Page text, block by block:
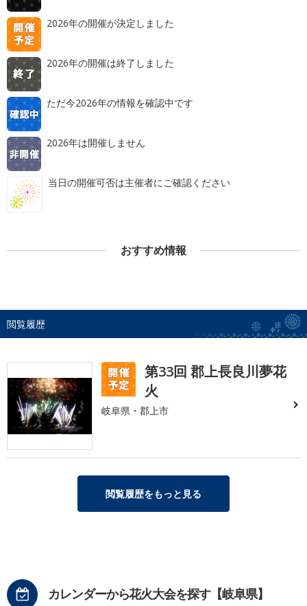
2026年の開催が決定しました
2026年の開催は終了しました
ただ今2026年の情報を確認中です
2026年は開催しません
当日の開催可否は主催者にご確認ください
おすすめ情報
閲覧履歴
第33回 郡上長良川夢花
火
岐阜県・郡上市
閲覧履歴をもっと見る
カレンダーから花火大会を探す【岐阜県】